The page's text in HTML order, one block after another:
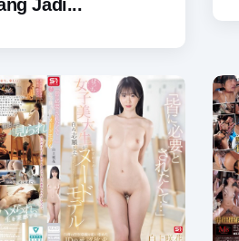
Jadi...